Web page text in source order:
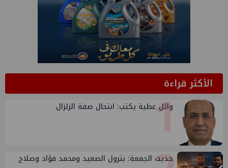
الأكثر قراءة1
وائل عطية يكتب: انتحال صفة الزلزال
حديث الجمعة: بترول الصعيد ومحمد فؤاد وصلاح